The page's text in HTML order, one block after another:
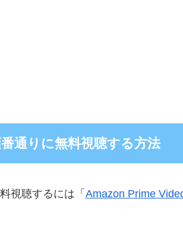
通りに無料視聴する方法
視聴するには「 Amazon Prime